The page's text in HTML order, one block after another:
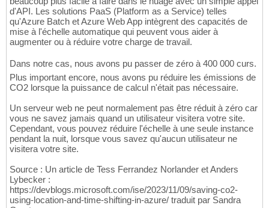
d'API. Les solutions PaaS (Platform as a Service) telles
qu'Azure Batch et Azure Web App intègrent des capacités de
mise à l'échelle automatique qui peuvent vous aider à
augmenter ou à réduire votre charge de travail.
Dans notre cas, nous avons pu passer de zéro à 400 000 curs.
Plus important encore, nous avons pu réduire les émissions de
CO2 lorsque la puissance de calcul n'était pas nécessaire.
Un serveur web ne peut normalement pas être réduit à zéro car
vous ne savez jamais quand un utilisateur visitera votre site.
Cependant, vous pouvez réduire l'échelle à une seule instance
pendant la nuit, lorsque vous savez qu'aucun utilisateur ne
visitera votre site.
Source : Un article de Tess Ferrandez Norlander et Anders
Lybecker :
https://devblogs.microsoft.com/ise/2023/11/09/saving-co2-
using-location-and-time-shifting-in-azure/ traduit par Sandra